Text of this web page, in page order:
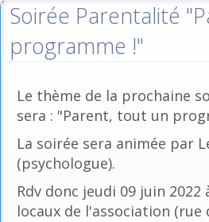
Soirée Parentalité
programme !"
Le thème de la prochaine
sera : "Parent, tout un
La soirée sera animée par
(psychologue).
Rdv donc jeudi 09 juin 2022
locaux de l'association (rue